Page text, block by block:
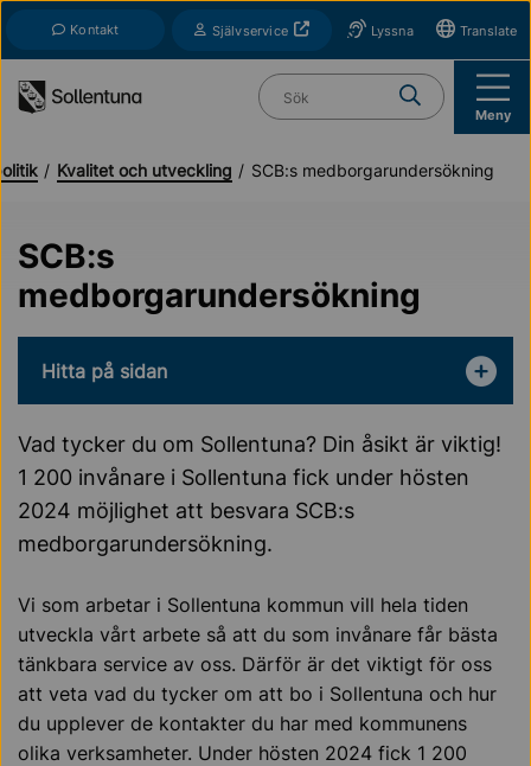
Kontakt SjälvserviceÖppnas i nytt fönsterLyssna Translate
Vad söker du?
Meny
Kvalitet och utveckling SCB:s medborgarundersökning
SCB:s
medborgarundersökning
Hitta på sidan
Vad tycker du om Sollentuna? Din åsikt är viktig!
1 200 invånare i Sollentuna fick under hösten
2024 möjlighet att besvara SCB:s
medborgarundersökning.
Vi som arbetar i Sollentuna kommun vill hela tiden
utveckla vårt arbete så att du som invånare får bästa
tänkbara service av oss. Därför är det viktigt för oss
att veta vad du tycker om att bo i Sollentuna och hur
du upplever de kontakter du har med kommunens
olika verksamheter. Under hösten 2024 fick 1 200